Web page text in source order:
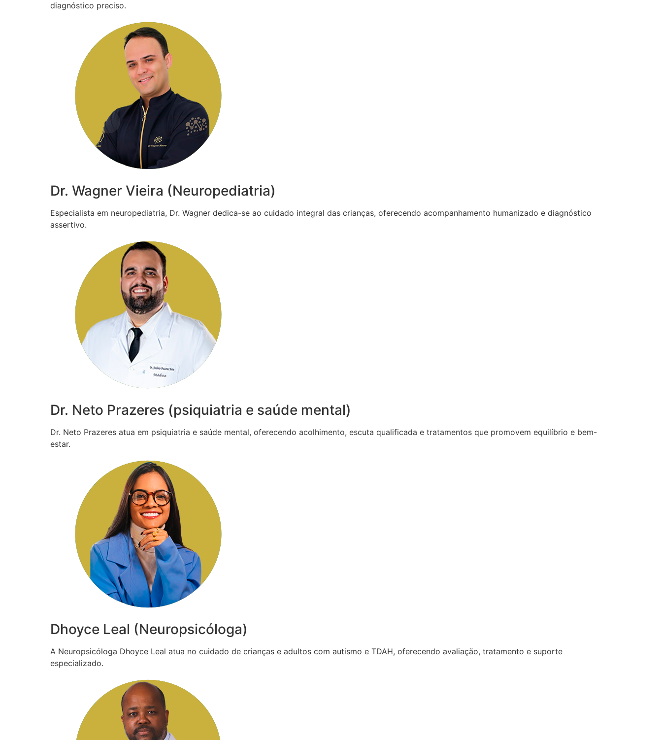
diagnóstico preciso.
Dr. Wagner Vieira (Neuropediatria)
Especialista em neuropediatria, Dr. Wagner dedica-se ao cuidado integral das crianças, oferecendo acompanhamento humanizado e diagnóstico
assertivo.
Dr. Neto Prazeres (psiquiatria e saúde mental)
Dr. Neto Prazeres atua em psiquiatria e saúde mental, oferecendo acolhimento, escuta qualificada e tratamentos que promovem equilíbrio e bem-
estar.
Dhoyce Leal (Neuropsicóloga)
A Neuropsicóloga Dhoyce Leal atua no cuidado de crianças e adultos com autismo e TDAH, oferecendo avaliação, tratamento e suporte
especializado.